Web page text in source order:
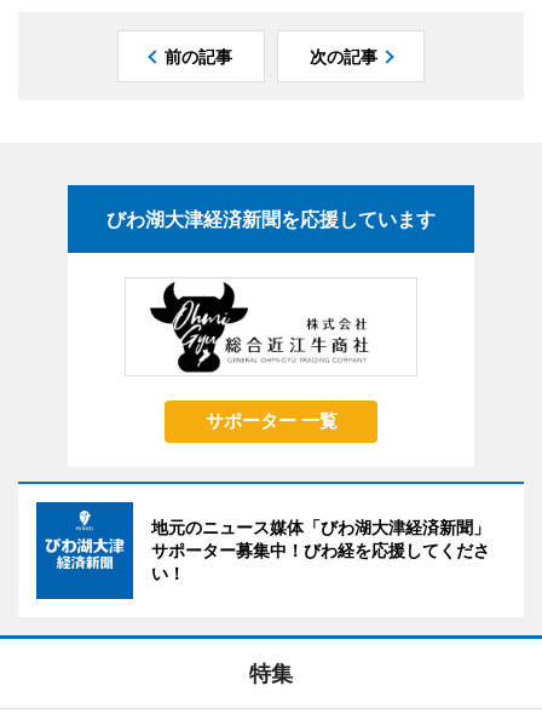
前の記事 次の記事
びわ湖大津経済新聞を応援しています
サポーター 一覧
地元のニュース媒体「びわ湖大津経済新聞」
サポーター募集中！びわ経を応援してくださ
い！
特集